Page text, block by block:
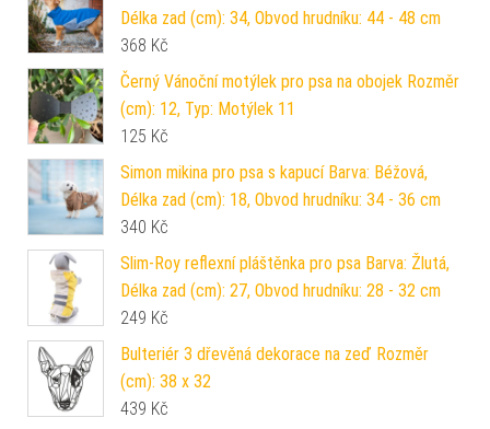
Délka zad (cm): 34, Obvod hrudníku: 44 - 48 cm
368 Kč
Černý Vánoční motýlek pro psa na obojek Rozměr
(cm): 12, Typ: Motýlek 11
125 Kč
Simon mikina pro psa s kapucí Barva: Béžová,
Délka zad (cm): 18, Obvod hrudníku: 34 - 36 cm
340 Kč
Slim-Roy reflexní pláštěnka pro psa Barva: Žlutá,
Délka zad (cm): 27, Obvod hrudníku: 28 - 32 cm
249 Kč
Bulteriér 3 dřevěná dekorace na zeď Rozměr
(cm): 38 x 32
439 Kč